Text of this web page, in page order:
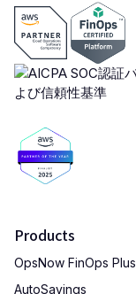
Products
OpsNow FinOps Plus
AutoSavings